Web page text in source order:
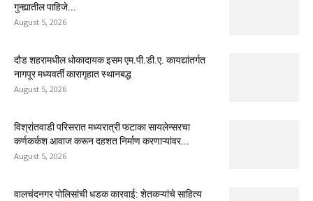
गुन्ह्यातील पाहिजे...
August 5, 2026
दौड शहरामधील धोकादायक इसम एम.पी.डी.ए. कायद्यांतर्गत
नागपूर मध्यवर्ती कारागृहात स्थानबद्ध
August 5, 2026
विश्रांतवाडी परिसरात मध्यरात्री फटाका सायलेन्सरचा
कर्णकर्कश आवाज करून दहशत निर्माण करणाऱ्यांवर...
August 5, 2026
वालचंदनगर पोलिसांची धडक कारवाई: शेतकऱ्यांचे साहित्य